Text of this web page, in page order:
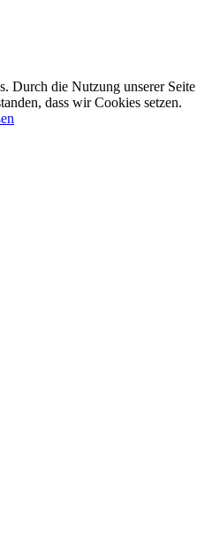
Durch die Nutzung unserer Seite
dass wir Cookies setzen.